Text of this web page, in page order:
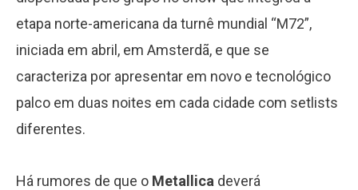
etapa norte-americana da turnê mundial “M72”,
iniciada em abril, em Amsterdã, e que se
caracteriza por apresentar em novo e tecnológico
palco em duas noites em cada cidade com setlists
diferentes.
Há rumores de que o Metallica deverá